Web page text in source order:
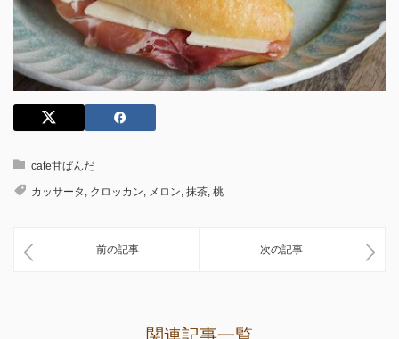
cafe甘ぱんだ
カッサータ クロッカン メロン 抹茶 桃
前の記事 次の記事